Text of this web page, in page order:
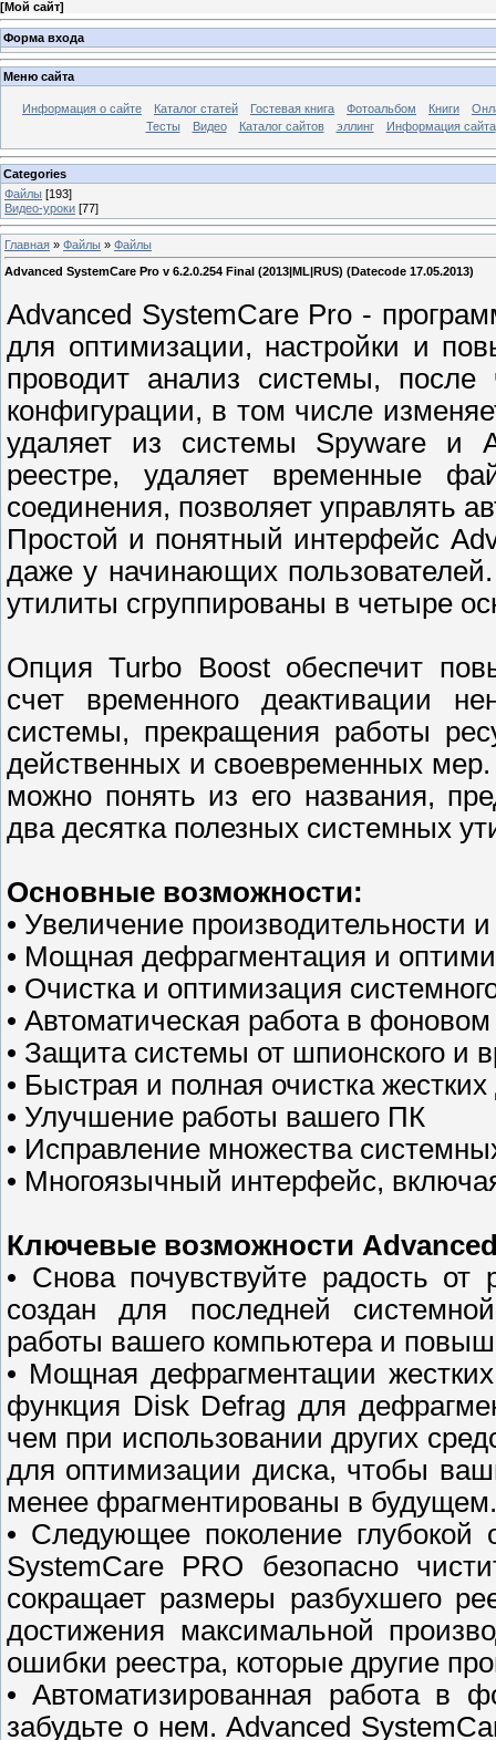
[Мой сайт]
Форма входа
Меню сайта
Информация о сайте Каталог статей Гостевая книга Фотоальбом Книги
Тесты
Видео Каталог сайтов эллинг Информация сайта
Categories
Файлы [193]
Видео-уроки [77]
Главная » Файлы » Файлы
Advanced SystemCare Pro v 6.2.0.254 Final (2013|ML|RUS) (Datecode 17.05.2013)
Advanced SystemCare Pro -
для оптимизации, настройки и
проводит анализ системы, после
конфигурации, в том числе
удаляет из системы Spyware и
реестре, удаляет временные
соединения, позволяет управлять
Простой и понятный интерфейс
даже у начинающих
утилиты сгруппированы в четыре
Опция Turbo Boost обеспечит
счет временного деактивации
системы, прекращения работы
действенных и своевременных
можно понять из его названия,
два десятка полезных системных
Основные возможности:
• Увеличение производительности
• Мощная дефрагментация и
• Очистка и оптимизация
• Автоматическая работа в
• Защита системы от шпионского и
• Быстрая и полная очистка
• Улучшение работы вашего ПК
• Исправление множества
• Многоязычный интерфейс,
Ключевые возможности
• Снова почувствуйте радость
cоздан для последней
работы вашего компьютера и
• Мощная дефрагментации
функция Disk Defrag для
чем при использовании других
для оптимизации диска, чтобы
менее фрагментированы в будущем.
• Следующее поколение глубокой
SystemCare PRO безопасно
сокращает размеры разбухшего
достижения максимальной
ошибки реестра, которые другие
• Автоматизированная работа в
забудьте о нем. Advanced